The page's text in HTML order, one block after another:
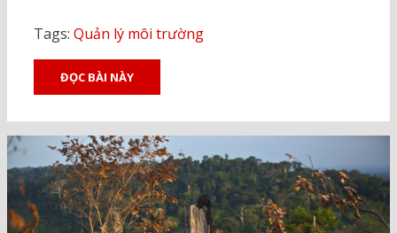
Tags: Quản lý môi trường
ĐỌC BÀI NÀY